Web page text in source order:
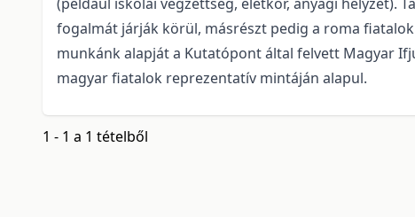
fogalmát járják körül, másrészt pedig a roma
munkánk alapját a Kutatópont által felvett Magyar
magyar fiatalok reprezentatív mintáján alapul.
1 - 1 a 1 tételből